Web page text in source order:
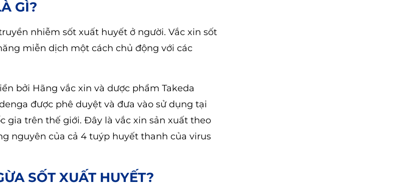
GÌ?
nhiễm sốt xuất huyết ở người. Vắc xin sốt
miễn dịch một cách chủ động với các
bởi Hãng vắc xin và dược phẩm Takeda
được phê duyệt và đưa vào sử dụng tại
gia trên thế giới. Đây là vắc xin sản xuất theo
nguyên của cả 4 tuýp huyết thanh của virus
SỐT XUẤT HUYẾT?